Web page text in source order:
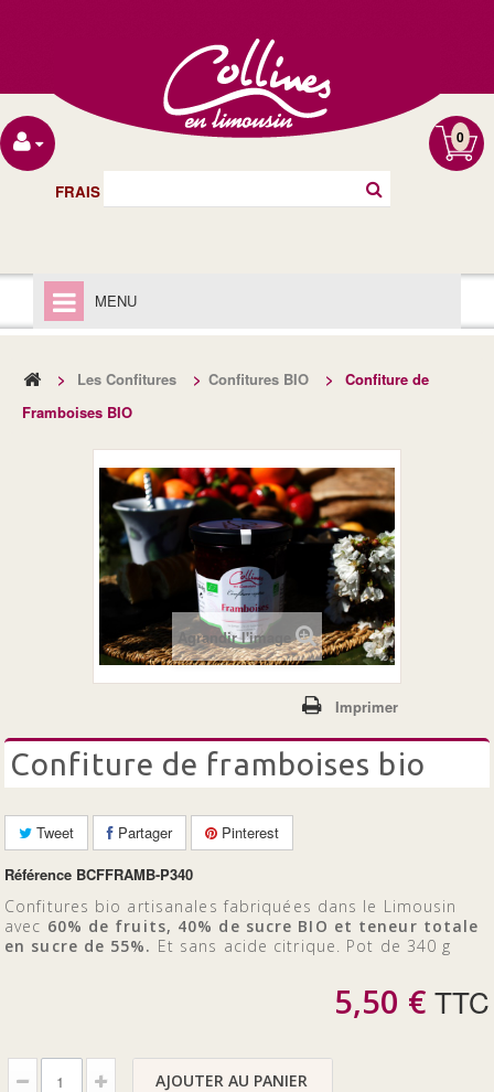
0
FRAIS DE PORT OFFERT À PARTIR DE 40€
MENU
LIVRAISON
LES CHUTNEYS
LES CONFITURES
LES 100% FRUITS BIO
> Les Confitures > Confitures BIO >
Confiture de
Framboises BIO
Agrandir l'image
Imprimer
confiture de framboises bio
Tweet Partager
Pinterest
Référence BCFFRAMB-P340
Confitures bio artisanales fabriquées dans le Limousin
avec 60% de fruits, 40% de sucre BIO et teneur totale
en sucre de 55%. Et sans acide citrique. Pot de 340 g
5,50 € TTC
AJOUTER AU PANIER